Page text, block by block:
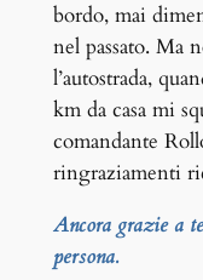
bordo, mai
nel passato. Ma
l’autostrada,
km da casa mi
comandante
ringraziamenti
Ancora grazie a
persona.